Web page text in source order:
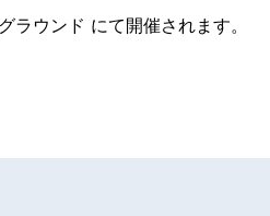
ラウンド にて開催されます。